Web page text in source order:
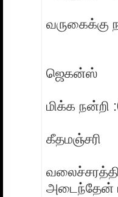
வருகைக்கு
ஜெகன்ஸ்
மிக்க நன்றி
கீதமஞ்சரி
அடைந்தேன்